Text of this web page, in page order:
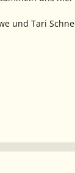
und Tari